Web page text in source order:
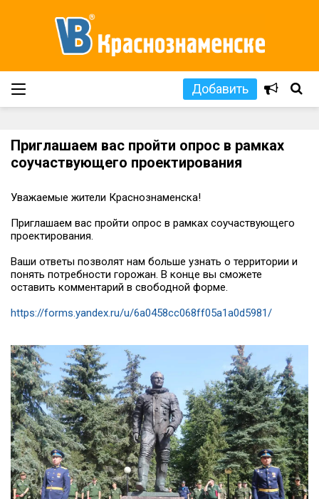
Добавить
Приглашаем вас пройти опрос в рамках
соучаствующего проектирования
Уважаемые жители Краснознаменска!
Приглашаем вас пройти опрос в рамках соучаствующего
проектирования.
Ваши ответы позволят нам больше узнать о территории и
понять потребности горожан. В конце вы сможете
оставить комментарий в свободной форме.
https://forms.yandex.ru/u/6a0458cc068ff05a1a0d5981/